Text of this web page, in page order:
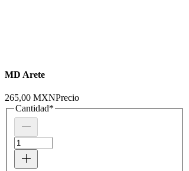
MD Arete
265,00 MXNPrecio
Cantidad*